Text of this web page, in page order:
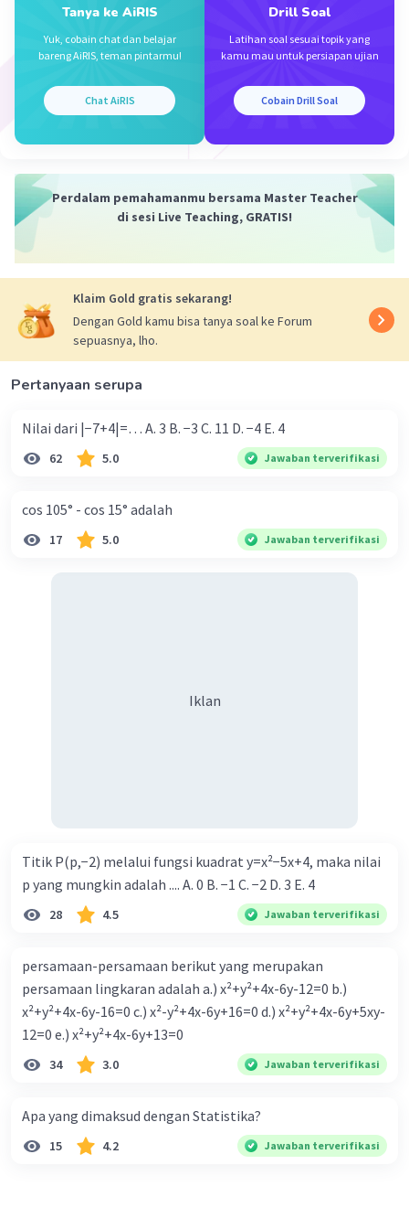
semoga membantu.
Tanya ke AiRIS
Yuk, cobain chat dan belajar
bareng AiRIS, teman pintarmu!
Chat AiRIS
Drill Soal
Latihan soal sesuai topik yang
kamu mau untuk persiapan ujian
Cobain Drill Soal
Perdalam pemahamanmu bersama Master Teacher
di sesi Live Teaching, GRATIS!
Klaim Gold gratis sekarang!
Dengan Gold kamu bisa tanya soal ke Forum
sepuasnya, lho.
Pertanyaan serupa
Nilai dari |−7+4|=… A. 3 B. −3 C. 11 D. −4 E. 4
62 5.0 Jawaban terverifikasi
cos 105° - cos 15° adalah
17 5.0 Jawaban terverifikasi
Iklan
Titik P(p,−2) melalui fungsi kuadrat y=x²−5x+4, maka nilai
p yang mungkin adalah .... A. 0 B. −1 C. −2 D. 3 E. 4
28 4.5 Jawaban terverifikasi
persamaan-persamaan berikut yang merupakan
persamaan lingkaran adalah a.) x²+y²+4x-6y-12=0 b.)
x²+y²+4x-6y-16=0 c.) x²-y²+4x-6y+16=0 d.) x²+y²+4x-6y+5xy-
12=0 e.) x²+y²+4x-6y+13=0
34 3.0 Jawaban terverifikasi
Apa yang dimaksud dengan Statistika?
15 4.2 Jawaban terverifikasi